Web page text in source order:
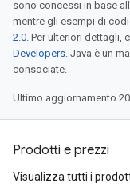
sono concessi in base
mentre gli esempi di
2.0. Per ulteriori dettagli,
Developers. Java è un
consociate.
Ultimo aggiornamento
Prodotti e prezzi
Visualizza tutti i